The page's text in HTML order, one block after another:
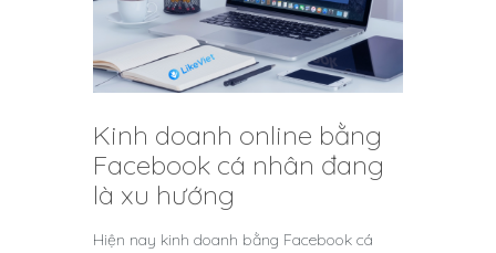
Kinh doanh online bằng
Facebook cá nhân đang
là xu hướng
Hiện nay kinh doanh bằng Facebook cá